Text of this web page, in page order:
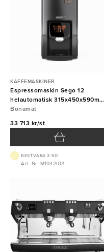
KAFFEMASKINER
Espressomaskin Sego 12
helautomatisk 315x450x590mm
Bonamat
Bonamat
33 713 kr/st
BEST.VARA 3-5D
Art. Nr: M1032001